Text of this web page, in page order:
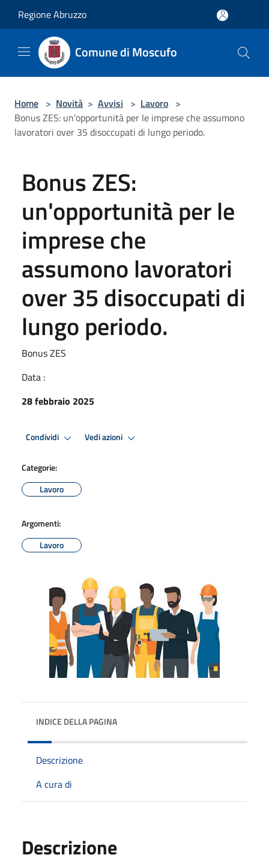
Regione Abruzzo
Comune di Moscufo
Home > Novità > Avvisi > Lavoro >
Bonus ZES: un'opportunità per le imprese che assumono
lavoratori over 35 disoccupati di lungo periodo.
Bonus ZES:
un'opportunità per le
imprese che
assumono lavoratori
over 35 disoccupati di
lungo periodo.
Bonus ZES
Data :
28 febbraio 2025
Condividi Vedi azioni
Categorie:
Lavoro
Argomenti:
Lavoro
INDICE DELLA PAGINA
Descrizione
A cura di
Descrizione